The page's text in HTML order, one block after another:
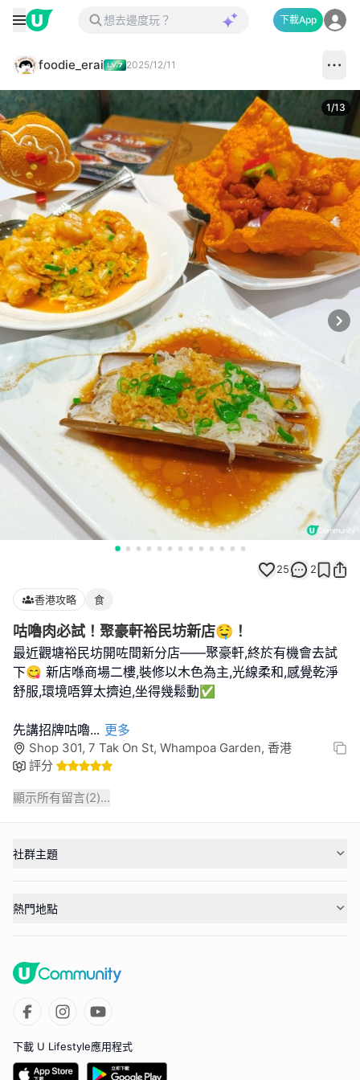
下載App
foodie_erai 2025/12/11
1/13
25 2
香港攻略 食
咕嚕肉必試！聚豪軒裕民坊新店🤤！
最近觀塘裕民坊開咗間新分店——聚豪軒,終於有機會去試
下😋 新店喺商場二樓,裝修以木色為主,光線柔和,感覺乾淨
舒服,環境唔算太擠迫,坐得幾鬆動✅
先講招牌咕嚕... 更多
Shop 301, 7 Tak On St, Whampoa Garden, 香港
評分
顯示所有留言(2)...
社群主題
熱門地點
下載 U Lifestyle應用程式